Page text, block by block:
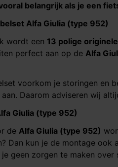
belangrijk als je een
Alfa Giulia (type 952)​​​​​​​
wordt een 13 polige
perfect aan op de Alfa
voorkom je storingen en
Daarom adviseren wij
Giulia (type 952)​​​​​​​
de Alfa Giulia (type 952)​​​​​​​
Dan kun je de montage
geen zorgen te maken over